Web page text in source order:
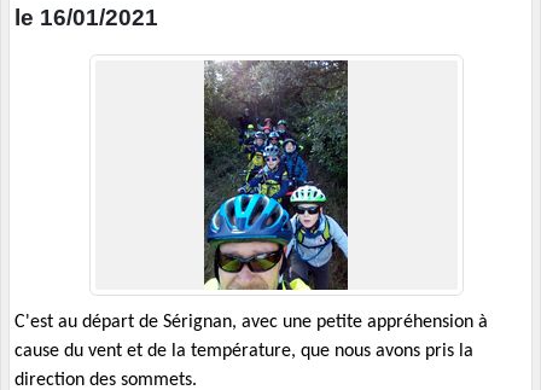
le 16/01/2021
C'est au départ de Sérignan, avec une petite appréhension à
cause du vent et de la température, que nous avons pris la
direction des sommets.